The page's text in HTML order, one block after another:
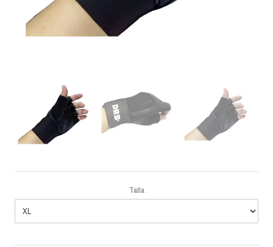
Talla